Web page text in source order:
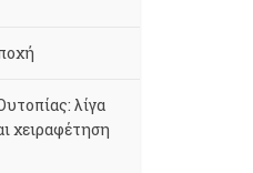
λίγα
χειραφέτηση